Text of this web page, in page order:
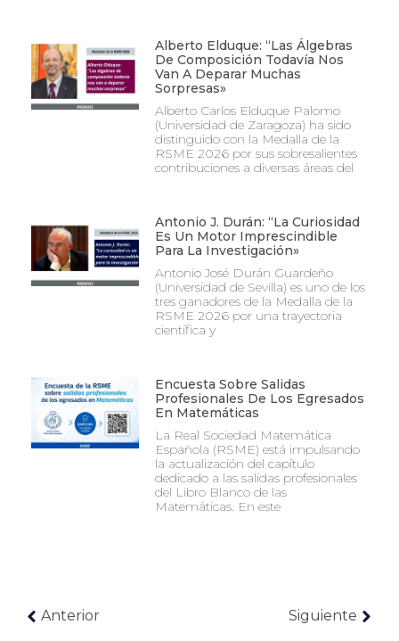
Alberto Elduque: “Las Álgebras
De Composición Todavía Nos
Van A Deparar Muchas
Sorpresas»
Alberto Carlos Elduque Palomo
(Universidad de Zaragoza) ha sido
distinguido con la Medalla de la
RSME 2026 por sus sobresalientes
contribuciones a diversas áreas del
Antonio J. Durán: “La Curiosidad
Es Un Motor Imprescindible
Para La Investigación»
Antonio José Durán Guardeño
(Universidad de Sevilla) es uno de los
tres ganadores de la Medalla de la
RSME 2026 por una trayectoria
científica y
Encuesta Sobre Salidas
Profesionales De Los Egresados
En Matemáticas
La Real Sociedad Matemática
Española (RSME) está impulsando
la actualización del capítulo
dedicado a las salidas profesionales
del Libro Blanco de las
Matemáticas. En este
Anterior Siguiente